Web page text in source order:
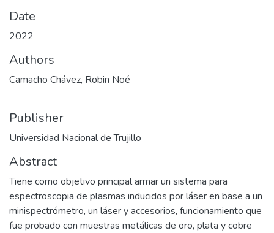
Date
2022
Authors
Camacho Chávez, Robin Noé
Publisher
Universidad Nacional de Trujillo
Abstract
Tiene como objetivo principal armar un sistema para
espectroscopia de plasmas inducidos por láser en base a un
minispectrómetro, un láser y accesorios, funcionamiento que
fue probado con muestras metálicas de oro, plata y cobre